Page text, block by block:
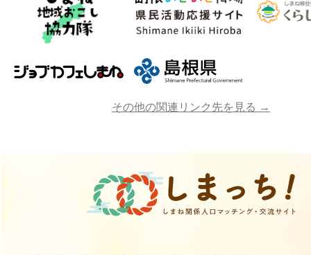
その他の関連リンク先を見る →